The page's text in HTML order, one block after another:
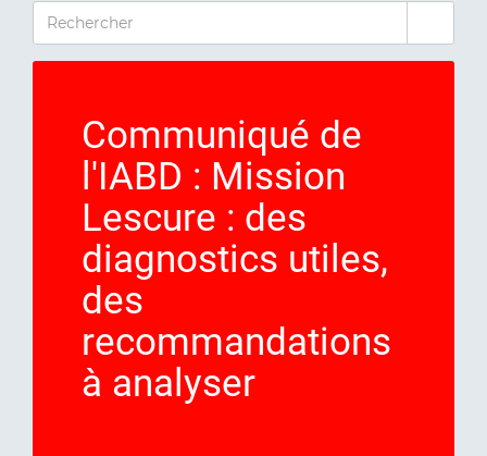
RECHERCHER
Communiqué de
l'IABD : Mission
Lescure : des
diagnostics utiles,
des
recommandations
à analyser